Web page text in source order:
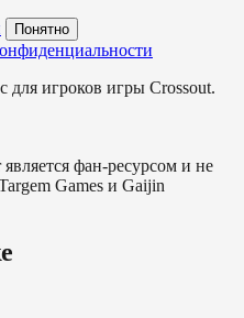
Понятно
для игроков игры Crossout.
фан-ресурсом и не
Games и Gaijin